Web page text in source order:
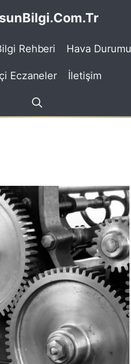
Rehberi Hava Durumu
Eczaneler İletişim